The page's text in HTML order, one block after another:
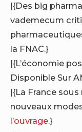
|{Des big
vademecum
la FNAC.}
|{L’économie
Disponible Sur
|{La France
nouveaux
l’ouvrage.}